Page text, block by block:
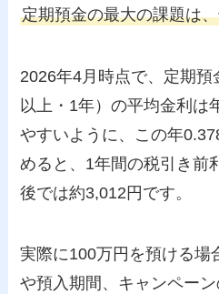
定期預金の最大の課題は、
2026年4月時点で、定期
以上・1年）の平均金利は
やすいように、この年
めると、1年間の税引き前
後では約3,012円です。
実際に100万円を預ける場
や預入期間、キャンペー